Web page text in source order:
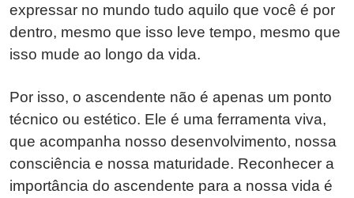
expressar no mundo tudo aquilo que você é por
dentro, mesmo que isso leve tempo, mesmo que
isso mude ao longo da vida.
Por isso, o ascendente não é apenas um ponto
técnico ou estético. Ele é uma ferramenta viva,
que acompanha nosso desenvolvimento, nossa
consciência e nossa maturidade. Reconhecer a
importância do ascendente para a nossa vida é